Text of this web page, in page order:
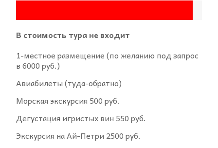
В стоимость тура не входит
1-местное размещение (по желанию под запрос
в 6000 руб.)
Авиабилеты (туда-обратно)
Морская экскурсия 500 руб.
Дегустация игристых вин 550 руб.
Экскурсия на Ай-Петри 2500 руб.